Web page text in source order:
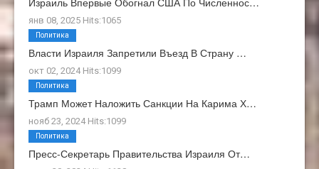
янв 08, 2025 Hits:1065
Власти Израиля Запретили Въезд В Страну …
окт 02, 2024 Hits:1099
Политика
Трамп Может Наложить Санкции На Карима Х…
нояб 23, 2024 Hits:1099
Политика
Пресс-Секретарь Правительства Израиля От…
Политика